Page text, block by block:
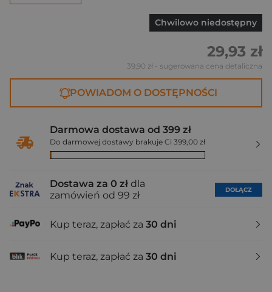
Chwilowo niedostępny
29,93 zł
39,90 zł - sugerowana cena detaliczna
POWIADOM O DOSTĘPNOŚCI
Darmowa dostawa od 399 zł
Do darmowej dostawy brakuje Ci 399,00 zł
Dostawa za 0 zł dla
zamówień od 99 zł
DOŁĄCZ
Kup teraz, zapłać za 30 dni
Kup teraz, zapłać za 30 dni